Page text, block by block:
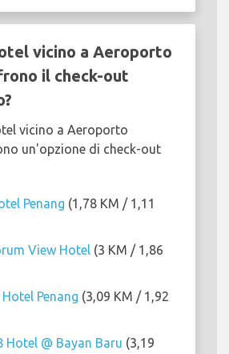
vicino a Aeroporto
il check-out
vicino a Aeroporto
un'opzione di check-out
Penang (1,78 KM / 1,11
View Hotel (3 KM / 1,86
Hotel Penang (3,09 KM / 1,92
Hotel @ Bayan Baru (3,19